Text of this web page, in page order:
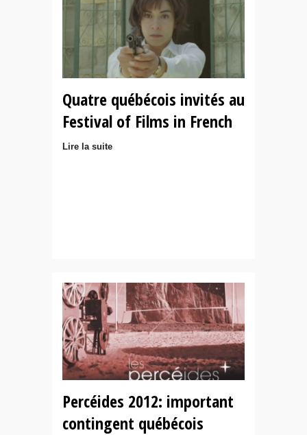
Quatre québécois invités au
Festival of Films in French
Lire la suite
Percéides 2012: important
contingent québécois